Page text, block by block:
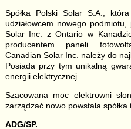
Spółka Polski Solar S.A.,
udziałowcem nowego
Solar Inc. z Ontario w
producentem paneli
Canadian Solar Inc. należy do
Posiada przy tym unikalną
energii elektrycznej.
Szacowana moc elektrowni
zarządzać nowo powstała spółka
ADG/SP.